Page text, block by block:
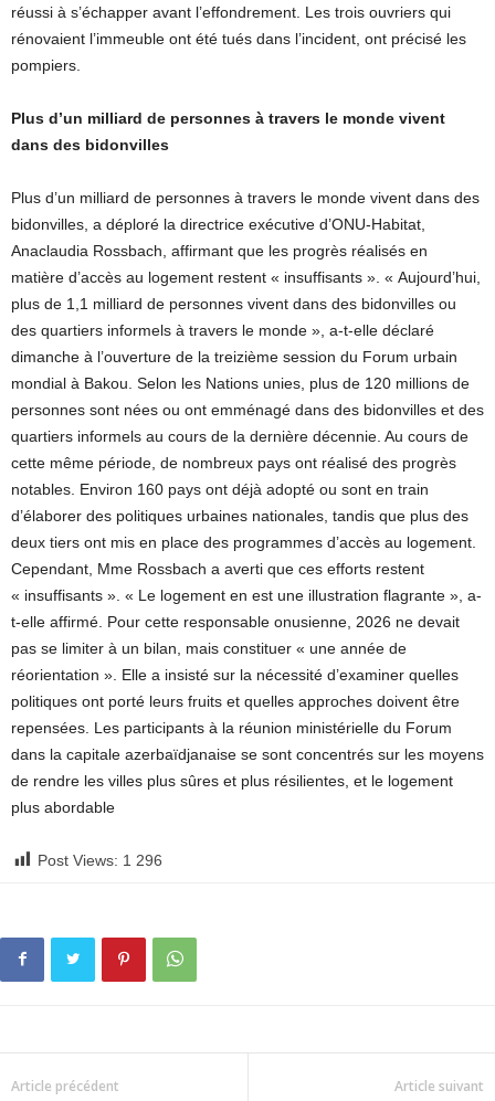
réussi à s’échapper avant l’effondrement. Les trois ouvriers qui
rénovaient l’immeuble ont été tués dans l’incident, ont précisé les
pompiers.
Plus d’un milliard de personnes à travers le monde vivent
dans des bidonvilles
Plus d’un milliard de personnes à travers le monde vivent dans des
bidonvilles, a déploré la directrice exécutive d’ONU-Habitat,
Anaclaudia Rossbach, affirmant que les progrès réalisés en
matière d’accès au logement restent « insuffisants ». « Aujourd’hui,
plus de 1,1 milliard de personnes vivent dans des bidonvilles ou
des quartiers informels à travers le monde », a-t-elle déclaré
dimanche à l’ouverture de la treizième session du Forum urbain
mondial à Bakou. Selon les Nations unies, plus de 120 millions de
personnes sont nées ou ont emménagé dans des bidonvilles et des
quartiers informels au cours de la dernière décennie. Au cours de
cette même période, de nombreux pays ont réalisé des progrès
notables. Environ 160 pays ont déjà adopté ou sont en train
d’élaborer des politiques urbaines nationales, tandis que plus des
deux tiers ont mis en place des programmes d’accès au logement.
Cependant, Mme Rossbach a averti que ces efforts restent
« insuffisants ». « Le logement en est une illustration flagrante », a-
t-elle affirmé. Pour cette responsable onusienne, 2026 ne devait
pas se limiter à un bilan, mais constituer « une année de
réorientation ». Elle a insisté sur la nécessité d’examiner quelles
politiques ont porté leurs fruits et quelles approches doivent être
repensées. Les participants à la réunion ministérielle du Forum
dans la capitale azerbaïdjanaise se sont concentrés sur les moyens
de rendre les villes plus sûres et plus résilientes, et le logement
plus abordable
Post Views: 1 296
Article précédent Article suivant